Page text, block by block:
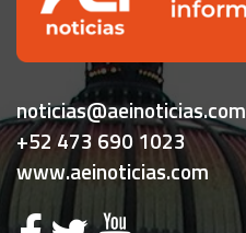
noticias@aeinoticias.com
+52 473 690 1023
www.aeinoticias.com